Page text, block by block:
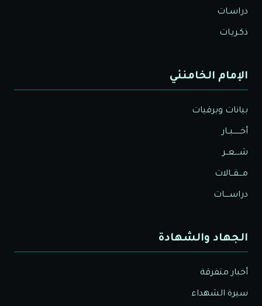
دراسـات
ذكـريـات
الإمام الخامنئي
بيانات وبرقيات
أخــــــبــار
شــــعــر
مـــقــالات
دراســــات
الجهاد والشهادة
أخبار متفرقة
سيرة الشهداء